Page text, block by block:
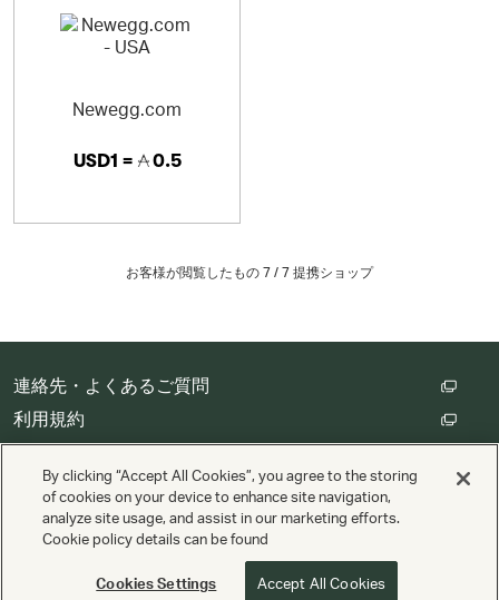
Newegg.com
USD1 = 0.5
お客様が閲覧したもの 7 / 7 提携ショップ
連絡先・よくあるご質問
利用規約
クッキーの設定
Copyright © Cathay Pacific Airways Limited 國泰航空有限公司
Valuedynamx
By clicking “Accept All Cookies”, you agree to the storing
of cookies on your device to enhance site navigation,
analyze site usage, and assist in our marketing efforts.
Cookie policy details can be found
Cookies Settings Accept All Cookies